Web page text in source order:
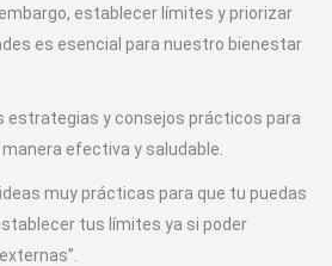
establecer límites y priorizar
es esencial para nuestro bienestar
estrategias y consejos prácticos para
efectiva y saludable.
muy prácticas para que tu puedas
tus límites ya si poder